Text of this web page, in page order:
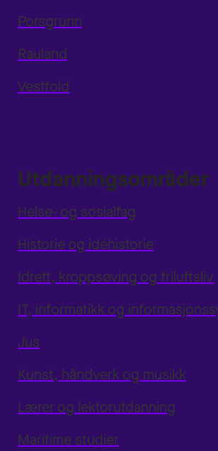
Porsgrunn
Rauland
Vestfold
Utdanningsområder
Helse- og sosialfag
Historie og idéhistorie
Idrett, kroppsøving og friluftsliv
IT, informatikk og
Jus
Kunst, håndverk og musikk
Lærer og lektorutdanning
Maritime studier